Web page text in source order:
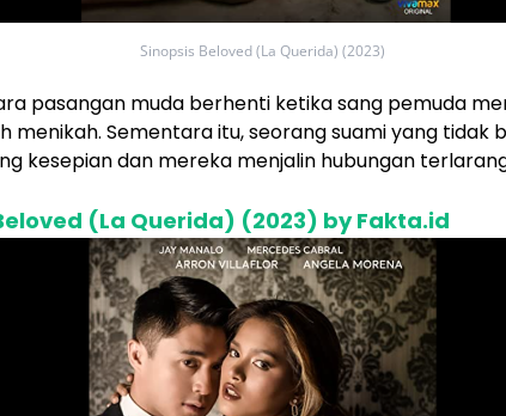
Sinopsis Beloved (La Querida) (2023)
pasangan muda berhenti ketika sang pemuda
menikah. Sementara itu, seorang suami yang tidak
kesepian dan mereka menjalin hubungan
(La Querida) (2023) by Fakta.id